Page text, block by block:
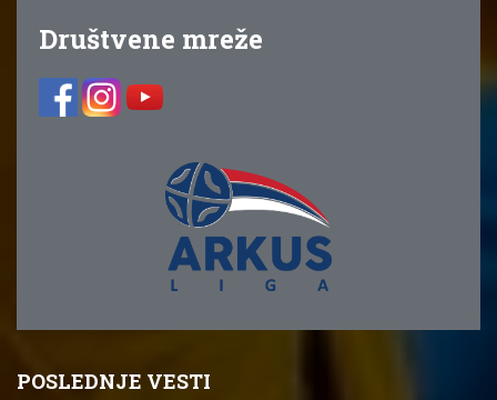
Društvene mreže
POSLEDNJE VESTI